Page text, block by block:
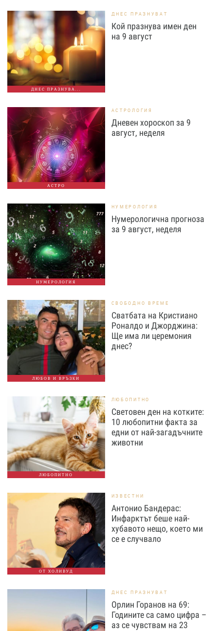
ДНЕС ПРАЗНУВА...
ДНЕС ПРАЗНУВАТ
Кой празнува имен ден
на 9 август
АСТРО
АСТРОЛОГИЯ
Дневен хороскоп за 9
август, неделя
НУМЕРОЛОГИЯ
НУМЕРОЛОГИЯ
Нумерологична прогноза
за 9 август, неделя
ЛЮБОВ И ВРЪЗКИ
СВОБОДНО ВРЕМЕ
Сватбата на Кристиано
Роналдо и Джорджина:
Ще има ли церемония
днес?
ЛЮБОПИТНО
ЛЮБОПИТНО
Световен ден на котките:
10 любопитни факта за
едни от най-загадъчните
животни
ОТ ХОЛИВУД
ИЗВЕСТНИ
Антонио Бандерас:
Инфарктът беше най-
хубавото нещо, което ми
се е случвало
ДНЕС ПРАЗНУВАТ
Орлин Горанов на 69:
Годините са само цифра –
аз се чувствам на 23